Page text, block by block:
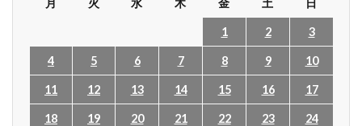
月
火 水 木 金 土 日
1 2 3
4 5 6 7 8 9 10
11 12 13 14 15 16 17
18 19 20 21 22 23 24